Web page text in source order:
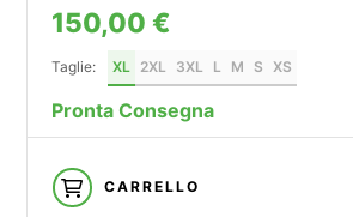
150,00 €
Taglie: XL 2XL 3XL L M S XS
Pronta Consegna
CARRELLO